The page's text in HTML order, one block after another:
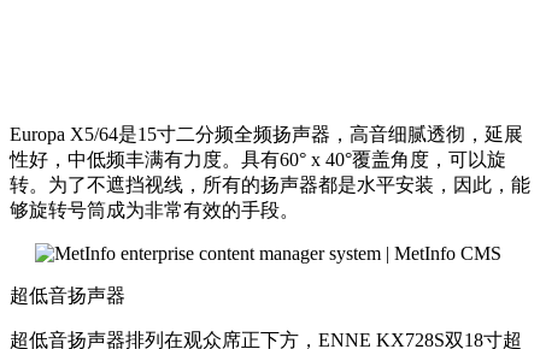
Europa X5/64是15寸二分频全频扬声器，高音细腻透彻，延展
性好，中低频丰满有力度。具有60° x 40°覆盖角度，可以旋
转。为了不遮挡视线，所有的扬声器都是水平安装，因此，能
够旋转号筒成为非常有效的手段。
超低音扬声器
超低音扬声器排列在观众席正下方，ENNE KX728S双18寸超